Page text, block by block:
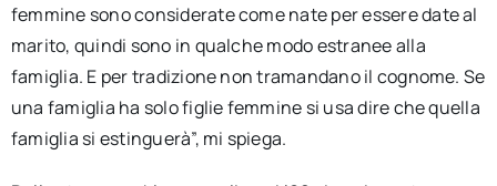
femmine sono considerate come nate per essere date al
marito, quindi sono in qualche modo estranee alla
famiglia. E per tradizione non tramandano il cognome. Se
una famiglia ha solo figlie femmine si usa dire che quella
famiglia si estinguerà”, mi spiega.